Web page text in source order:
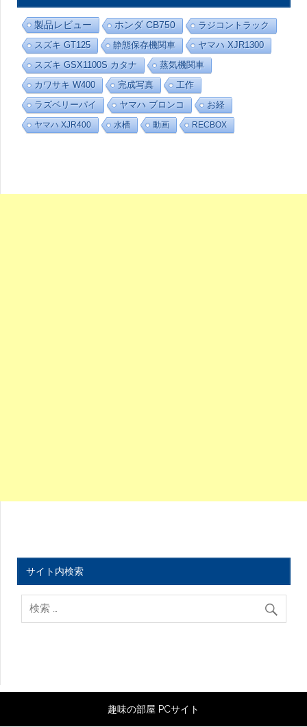
カ
テ
ゴ
リ
ー
製品レビュー ホンダ CB750
ラジコントラック
スズキ GT125
静態保存機関車
ヤマハ XJR1300
スズキ GSX1100S カタナ
蒸気機関車
カワサキ W400
完成写真
工作
ラズベリーパイ
ヤマハ ブロンコ お経
ヤマハ XJR400 水槽 動画 RECBOX
サイト内検索
趣味の部屋 PCサイト